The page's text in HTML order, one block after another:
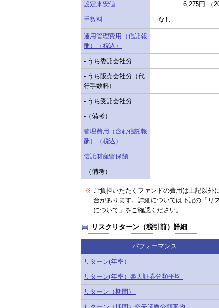
設定来安値 6,275円 （
手数料 なし
運用管理費用（信託報
酬）（税込）
- うち委託会社分
- うち販売会社分（代
行手数料）
- うち受託会社分
-（備考）
管理費用（含む信託報
酬）（税込）
信託財産留保額
-（備考）
※ ご負担いただくファンドの費用は上記以外
合があります。詳細については下記の「リ
について」をご確認ください。
リスクリターン（税引前）詳細
パフォーマンス
リターン(年率）
リターン(年率）楽天証券分類平均
リターン（期間）